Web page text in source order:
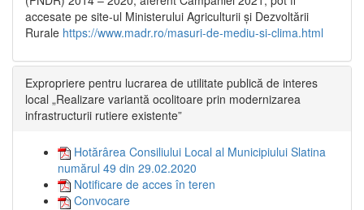
accesate pe site-ul Ministerului Agriculturii și Dezvoltării
Rurale https://www.madr.ro/masuri-de-mediu-si-clima.html
Expropriere pentru lucrarea de utilitate publică de interes
local „Realizare variantă ocolitoare prin modernizarea
infrastructurii rutiere existente”
Hotărârea Consiliului Local al Municipiului Slatina
numărul 49 din 29.02.2020
Notificare de acces în teren
Convocare